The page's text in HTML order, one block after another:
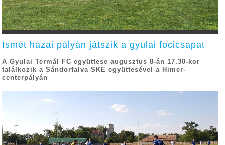
Ismét hazai pályán játszik a gyulai focicsapat
A Gyulai Termál FC együttese augusztus 8-án 17.30-kor
találkozik a Sándorfalva SKE együttesével a Himer-
centerpályán